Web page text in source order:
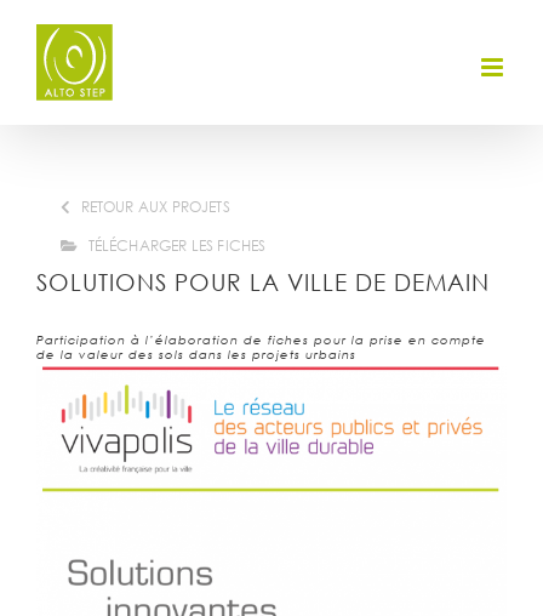
content
RETOUR AUX PROJETS
TÉLÉCHARGER LES FICHES
SOLUTIONS POUR LA VILLE DE DEMAIN
Participation à l’élaboration de fiches pour la prise en compte
de la valeur des sols dans les projets urbains